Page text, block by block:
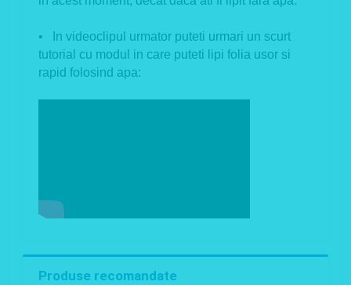
• In videoclipul urmator puteti urmari un scurt
tutorial cu modul in care puteti lipi folia usor si
rapid folosind apa:
Produse recomandate